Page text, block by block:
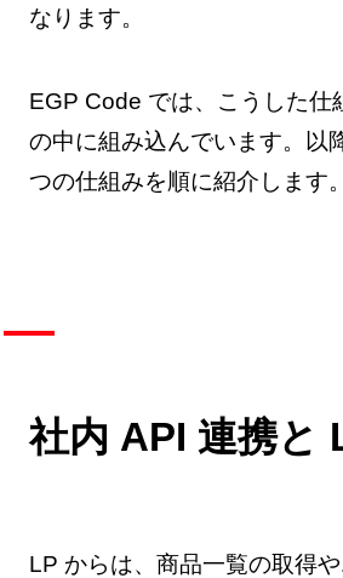
なります。
EGP Code では、こうした仕
の中に組み込んでいます。以
つの仕組みを順に紹介します。
社内 API 連携と
LP からは、商品一覧の取得